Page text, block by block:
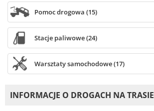
Pomoc drogowa (15)
Stacje paliwowe (24)
Warsztaty samochodowe (17)
INFORMACJE O DROGACH NA TRASIE